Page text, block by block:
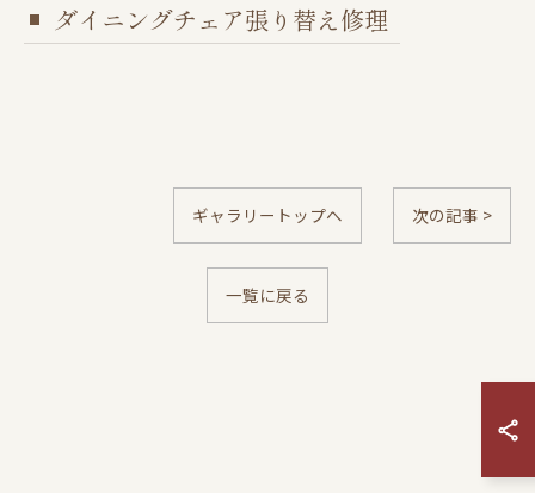
ダイニングチェア張り替え修理
ギャラリートップへ 次の記事 >
一覧に戻る